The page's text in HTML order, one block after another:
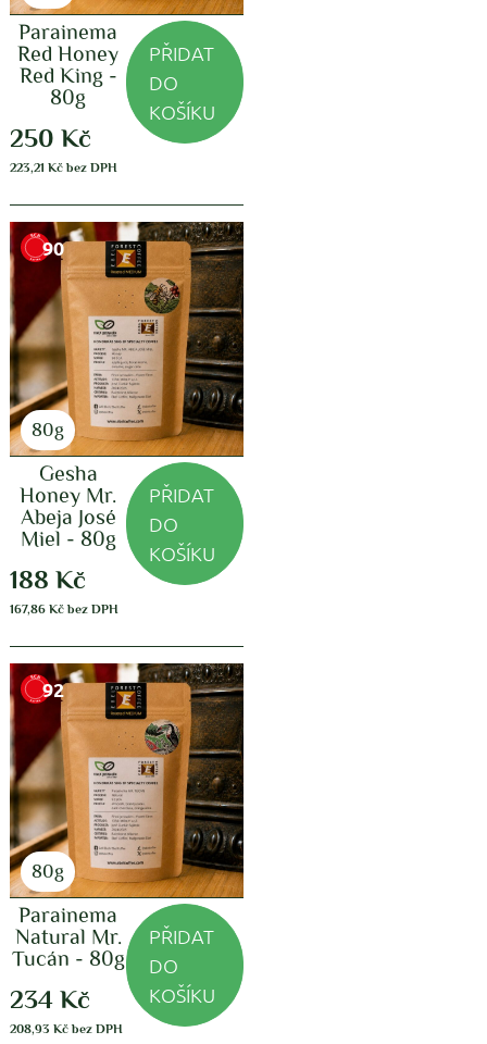
Parainema
Red Honey
Red King -
80g
250 Kč
223,21 Kčbez DPH
PŘIDAT
DO
KOŠÍKU
90
80g
Gesha
Honey Mr.
Abeja José
Miel - 80g
188 Kč
167,86 Kčbez DPH
PŘIDAT
DO
KOŠÍKU
92
80g
Parainema
Natural Mr.
Tucán - 80g
234 Kč
208,93 Kčbez DPH
PŘIDAT
DO
KOŠÍKU